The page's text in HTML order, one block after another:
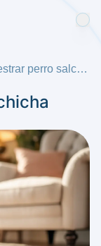
Cómo adiestrar perro salchicha